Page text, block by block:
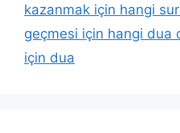
kazanmak için hangi
geçmesi için hangi dua
için dua